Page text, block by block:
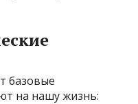
базовые
на нашу жизнь: